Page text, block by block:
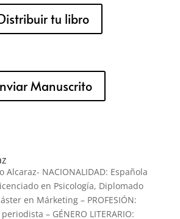
tu libro
Manuscrito
Alcaraz- NACIONALIDAD: Española
en Psicología, Diplomado
en Márketing – PROFESIÓN:
– GÉNERO LITERARIO: